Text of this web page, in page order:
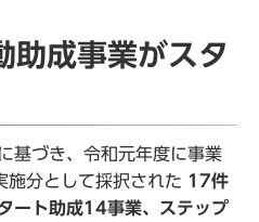
助成事業がスタ
基づき、令和元年度に事業
施分として採択された 17件
ート助成14事業、ステップ